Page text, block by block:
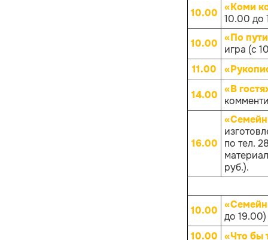
10.00 «Коми
10.00 до
10.00 «По
игра (с
11.00
14.00 «В
16.00
по тел.
руб.).
10.00 до 19.00)
10.00 «Что бы